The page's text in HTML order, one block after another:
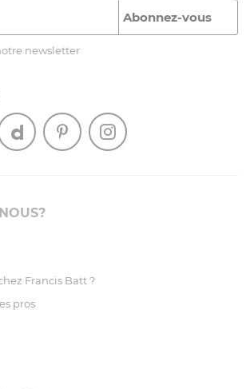
newsletter
Francis Batt ?
pros